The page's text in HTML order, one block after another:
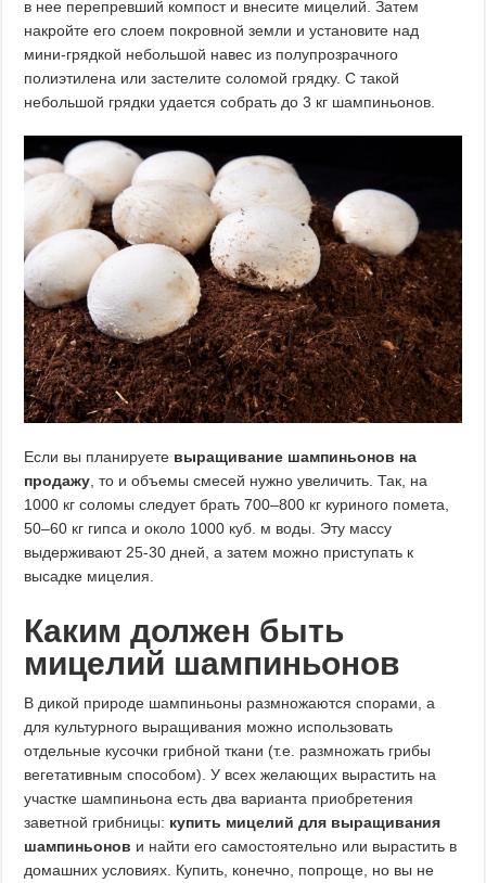
в нее перепревший компост и внесите мицелий. Затем
накройте его слоем покровной земли и установите над
мини-грядкой небольшой навес из полупрозрачного
полиэтилена или застелите соломой грядку. С такой
небольшой грядки удается собрать до 3 кг шампиньонов.
Если вы планируете выращивание шампиньонов на
продажу , то и объемы смесей нужно увеличить. Так, на
1000 кг соломы следует брать 700–800 кг куриного помета,
50–60 кг гипса и около 1000 куб. м воды. Эту массу
выдерживают 25-30 дней, а затем можно приступать к
высадке мицелия.
Каким должен быть
мицелий шампиньонов
В дикой природе шампиньоны размножаются спорами, а
для культурного выращивания можно использовать
отдельные кусочки грибной ткани (т.е. размножать грибы
вегетативным способом). У всех желающих вырастить на
участке шампиньона есть два варианта приобретения
заветной грибницы: купить мицелий для выращивания
шампиньонов и найти его самостоятельно или вырастить в
домашних условиях. Купить, конечно, попроще, но вы не